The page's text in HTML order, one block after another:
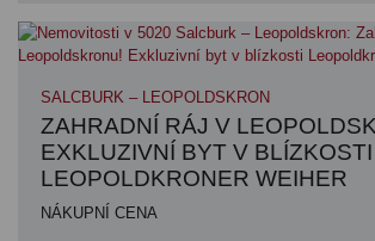
SALCBURK – LEOPOLDSKRON
ZAHRADNÍ RÁJ V
EXKLUZIVNÍ BYT V BLÍZKOSTI
LEOPOLDKRONER WEIHER
NÁKUPNÍ CENA